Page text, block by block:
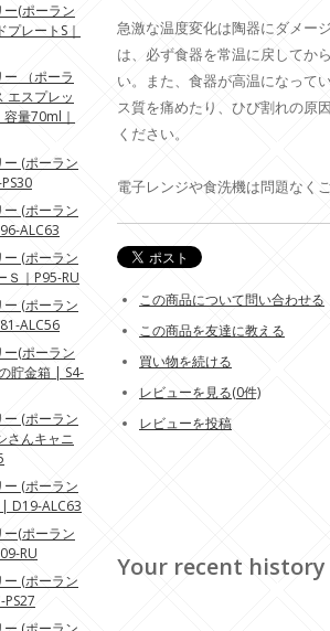
急激な温度変化は陶器にダメー
は、必ず食器を常温に戻してか
い。また、食器が高温になって
ス質を痛めたり、ひび割れの原
ください。
電子レンジや食洗機は問題なく
この商品について問い合わせる
この商品を友達に教える
買い物を続ける
レビューを見る(0件)
レビューを投稿
Your recent history
(ポーラン
プレートS｜
（ポーラ
エスプレッ
量70ml｜
(ポーラン
(ポーラン
ALC63
(ポーラン
Ｓ｜P95-RU
(ポーラン
ALC56
(ポーラン
貯金箱 | S4-
(ポーラン
さんキャニ
(ポーラン
| D19-ALC63
(ポーラン
RU
(ポーラン
PS27